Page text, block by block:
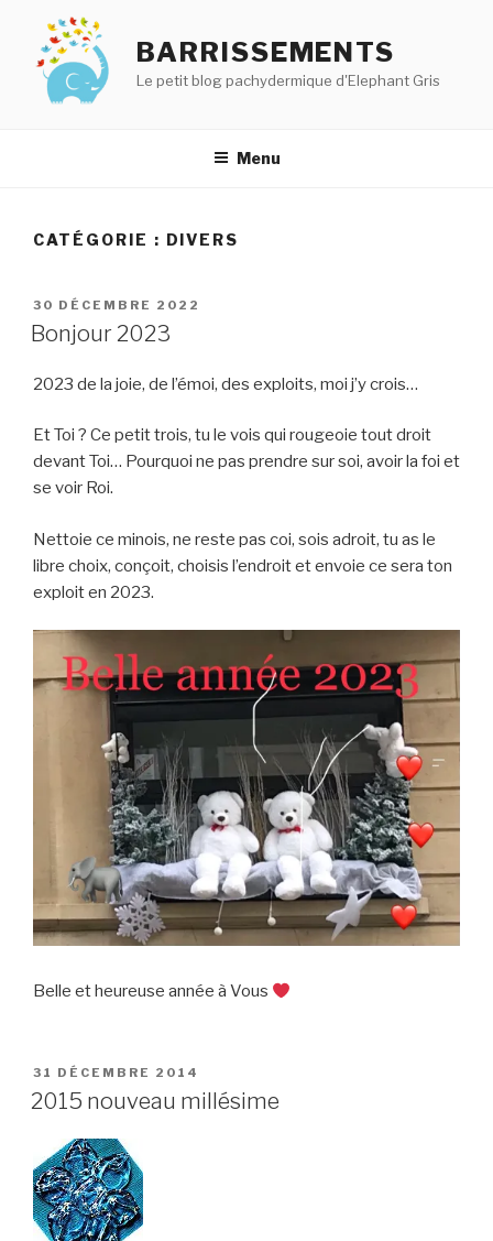
contenu
principal
BARRISSEMENTS
Le petit blog pachydermique d'Elephant Gris
Menu
CATÉGORIE : DIVERS
PUBLIÉ
LE
30 DÉCEMBRE 2022
Bonjour 2023
2023 de la joie, de l’émoi, des exploits, moi j’y crois…
Et Toi ? Ce petit trois, tu le vois qui rougeoie tout droit
devant Toi… Pourquoi ne pas prendre sur soi, avoir la foi et
se voir Roi.
Nettoie ce minois, ne reste pas coi, sois adroit, tu as le
libre choix, conçoit, choisis l’endroit et envoie ce sera ton
exploit en 2023.
Belle et heureuse année à Vous
PUBLIÉ
LE
31 DÉCEMBRE 2014
2015 nouveau millésime